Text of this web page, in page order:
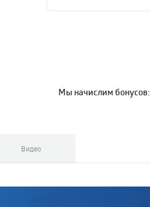
Мы начислим бонусов:
Видео